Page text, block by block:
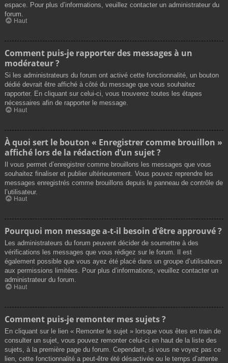
espace. Pour plus d’informations, veuillez contacter un administrateur du
forum.
Haut
Comment puis-je rapporter des messages à un
modérateur ?
Si les administrateurs du forum ont activé cette fonctionnalité, un bouton
dédié devrait être affiché à côté du message que vous souhaitez
rapporter. En cliquant sur celui-ci, vous trouverez toutes les étapes
nécessaires afin de rapporter le message.
Haut
À quoi sert le bouton « Enregistrer comme brouillon »
affiché lors de la rédaction d’un sujet ?
Il vous permet d’enregistrer comme brouillons les messages que vous
souhaitez finaliser et publier ultérieurement. Vous pouvez reprendre les
messages enregistrés comme brouillons depuis le panneau de contrôle de
l’utilisateur.
Haut
Pourquoi mon message a-t-il besoin d’être approuvé ?
Les administrateurs du forum peuvent décider de soumettre à des
vérifications les messages que vous rédigez sur le forum. Il est
également possible que vous ayez été placé dans un groupe d’utilisateurs
aux permissions limitées. Pour plus d’informations, veuillez contacter un
administrateur du forum.
Haut
Comment puis-je remonter mes sujets ?
En cliquant sur le lien « Remonter le sujet » lorsque vous êtes en train de
consulter un sujet, vous pouvez remonter celui-ci en haut de la liste des
sujets, à la première page du forum. Cependant, si vous ne voyez pas ce
lien, cette fonctionnalité a peut-être été désactivée ou le temps d’attente